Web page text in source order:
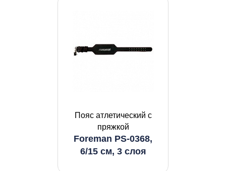
Пояс атлетический с
пряжкой
Foreman PS-0368,
6/15 см, 3 слоя